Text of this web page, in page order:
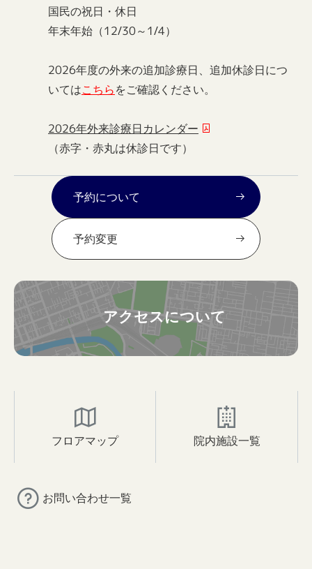
国民の祝日・休日
年末年始（12/30～1/4）
2026年度の外来の追加診療日、追加休診日につ
いてはこちらをご確認ください。
2026年外来診療日カレンダー
（赤字・赤丸は休診日です）
予約について
予約変更
アクセスについて
フロアマップ 院内施設一覧
お問い合わせ一覧